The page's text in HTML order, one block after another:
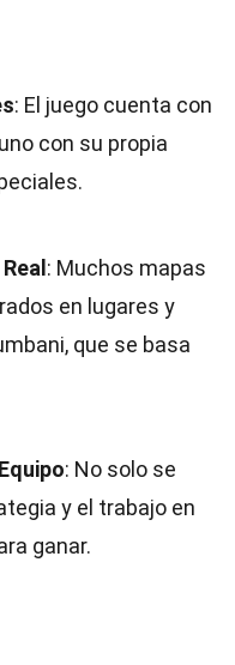
: El juego cuenta con
con su propia
: Muchos mapas
en lugares y
que se basa
: No solo se
y el trabajo en
ganar.